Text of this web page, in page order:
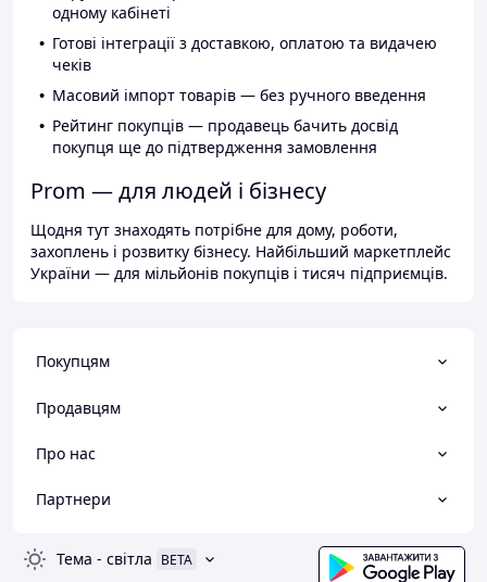
одному кабінеті
Готові інтеграції з доставкою, оплатою та видачею
чеків
Масовий імпорт товарів — без ручного введення
Рейтинг покупців — продавець бачить досвід
покупця ще до підтвердження замовлення
Prom — для людей і бізнесу
Щодня тут знаходять потрібне для дому, роботи,
захоплень і розвитку бізнесу. Найбільший маркетплейс
України — для мільйонів покупців і тисяч підприємців.
Покупцям
Продавцям
Про нас
Партнери
Тема - світла BETA